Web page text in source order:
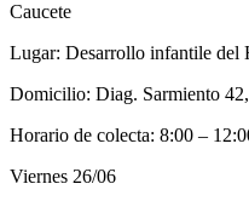
Caucete
Lugar: Desarrollo infantile del
Domicilio: Diag. Sarmiento
Horario de colecta: 8:00 –
Viernes 26/06